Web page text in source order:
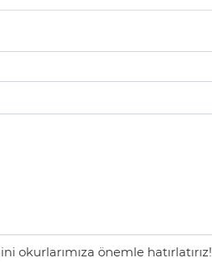
önemle hatırlatırız!